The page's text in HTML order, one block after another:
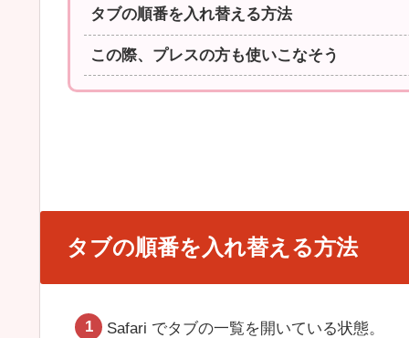
タブの順番を入れ替える方法
この際、プレスの方も使いこなそう
タブの順番を入れ替える方法
Safari でタブの一覧を開いている状態。